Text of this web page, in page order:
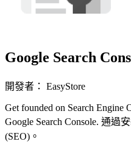
Google Search
開發者： EasyStore
Get founded on Search Engine
Google Search Console. 通
(SEO)。